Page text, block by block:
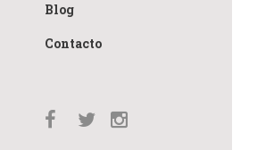
Blog
Contacto